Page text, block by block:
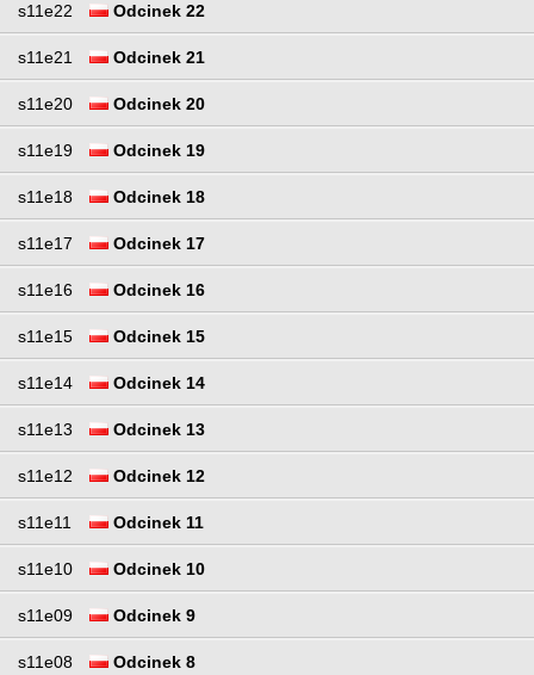
s11e22 Odcinek 22
s11e21 Odcinek 21
s11e20 Odcinek 20
s11e19 Odcinek 19
s11e18 Odcinek 18
s11e17 Odcinek 17
s11e16 Odcinek 16
s11e15 Odcinek 15
s11e14 Odcinek 14
s11e13 Odcinek 13
s11e12 Odcinek 12
s11e11 Odcinek 11
s11e10 Odcinek 10
s11e09 Odcinek 9
s11e08 Odcinek 8